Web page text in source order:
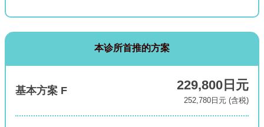
本诊所首推的方案
基本方案 F 229,800日元
252,780日元 (含税)